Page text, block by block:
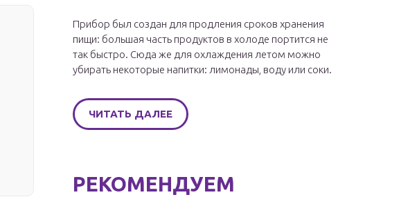
Прибор был создан для продления сроков хранения
пищи: большая часть продуктов в холоде портится не
так быстро. Сюда же для охлаждения летом можно
убирать некоторые напитки: лимонады, воду или соки.
ЧИТАТЬ ДАЛЕЕ
РЕКОМЕНДУЕМ